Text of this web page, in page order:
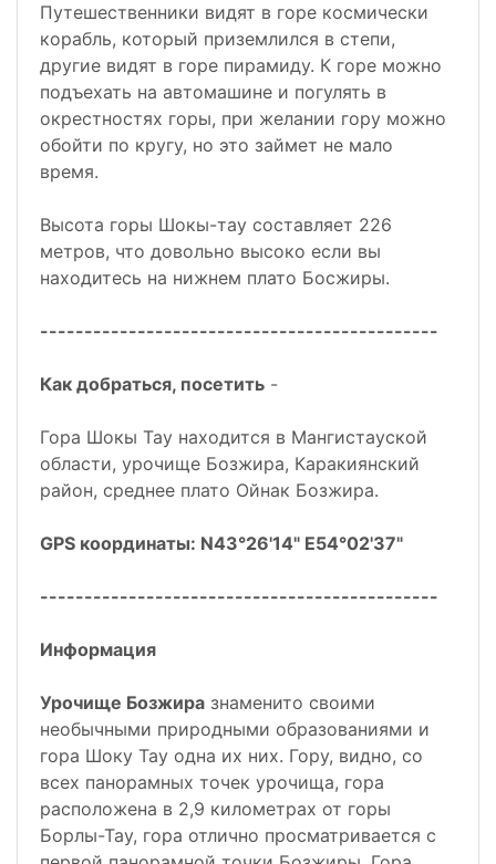
Путешественники видят в горе космически
корабль, который приземлился в степи,
другие видят в горе пирамиду. К горе можно
подъехать на автомашине и погулять в
окрестностях горы, при желании гору можно
обойти по кругу, но это займет не мало
время.
Высота горы Шокы-тау составляет 226
метров, что довольно высоко если вы
находитесь на нижнем плато Босжиры.
---------------------------------------------
Как добраться, посетить -
Гора Шокы Тау находится в Мангистауской
области, урочище Бозжира, Каракиянский
район, среднее плато Ойнак Бозжира.
GPS координаты: N43°26'14" E54°02'37"
---------------------------------------------
Информация
Урочище Бозжира знаменито своими
необычными природными образованиями и
гора Шоку Тау одна их них. Гору, видно, со
всех панорамных точек урочища, гора
расположена в 2,9 километрах от горы
Борлы-Тау, гора отлично просматривается с